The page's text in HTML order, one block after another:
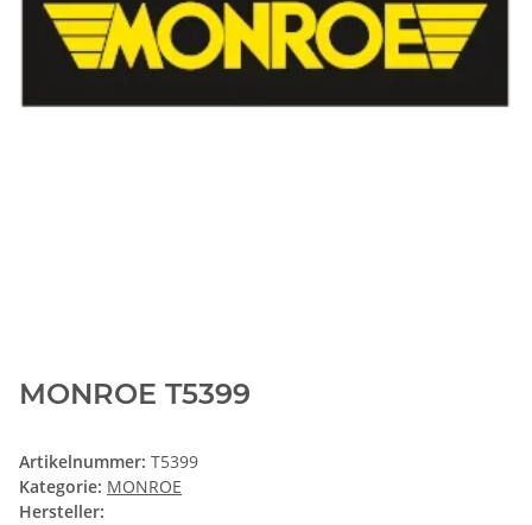
MONROE T5399
Artikelnummer: T5399
Kategorie: MONROE
Hersteller: